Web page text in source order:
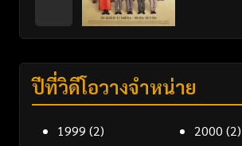
ปีที่วิดีโอวางจำหน่าย
1999 (2) 2000 (2)